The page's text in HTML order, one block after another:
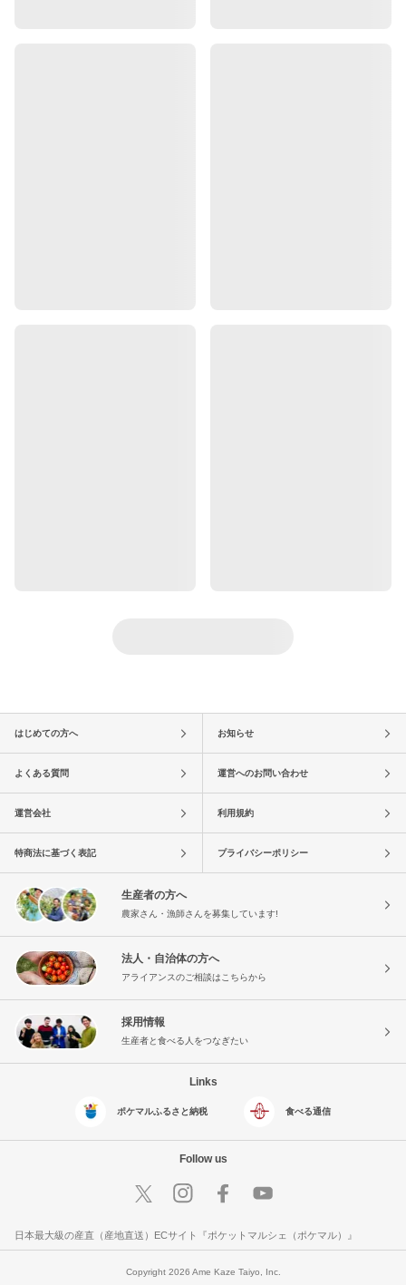
はじめての方へ お知らせ
よくある質問 運営へのお問い合わせ
運営会社 利用規約
特商法に基づく表記 プライバシーポリシー
生産者の方へ
農家さん・漁師さんを募集しています!
法人・自治体の方へ
アライアンスのご相談はこちらから
採用情報
生産者と食べる人をつなぎたい
Links
ポケマルふるさと納税 食べる通信
Follow us
日本最大級の産直（産地直送）ECサイト『ポケットマルシェ（ポケマル）』
Copyright 2026 Ame Kaze Taiyo, Inc.